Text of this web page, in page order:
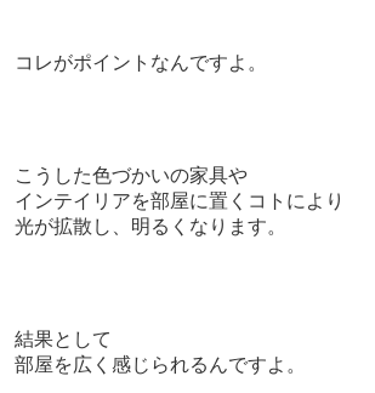
コレがポイントなんですよ。
こうした色づかいの家具や
インテイリアを部屋に置くコトにより
光が拡散し、明るくなります。
結果として
部屋を広く感じられるんですよ。